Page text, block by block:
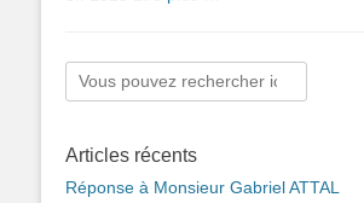
Rechercher :
Articles récents
Réponse à Monsieur Gabriel ATTAL